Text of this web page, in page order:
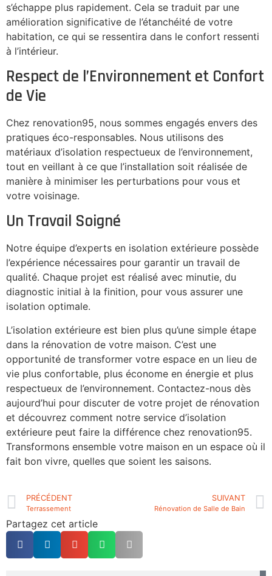
s’échappe plus rapidement. Cela se traduit par une
amélioration significative de l’étanchéité de votre
habitation, ce qui se ressentira dans le confort ressenti
à l’intérieur.
Respect de l’Environnement et Confort
de Vie
Chez renovation95, nous sommes engagés envers des
pratiques éco-responsables. Nous utilisons des
matériaux d’isolation respectueux de l’environnement,
tout en veillant à ce que l’installation soit réalisée de
manière à minimiser les perturbations pour vous et
votre voisinage.
Un Travail Soigné
Notre équipe d’experts en isolation extérieure possède
l’expérience nécessaires pour garantir un travail de
qualité. Chaque projet est réalisé avec minutie, du
diagnostic initial à la finition, pour vous assurer une
isolation optimale.
L’isolation extérieure est bien plus qu’une simple étape
dans la rénovation de votre maison. C’est une
opportunité de transformer votre espace en un lieu de
vie plus confortable, plus économe en énergie et plus
respectueux de l’environnement. Contactez-nous dès
aujourd’hui pour discuter de votre projet de rénovation
et découvrez comment notre service d’isolation
extérieure peut faire la différence chez renovation95.
Transformons ensemble votre maison en un espace où il
fait bon vivre, quelles que soient les saisons.
PRÉCÉDENT
Terrassement
SUIVANT
Rénovation de Salle de Bain
Partagez cet article